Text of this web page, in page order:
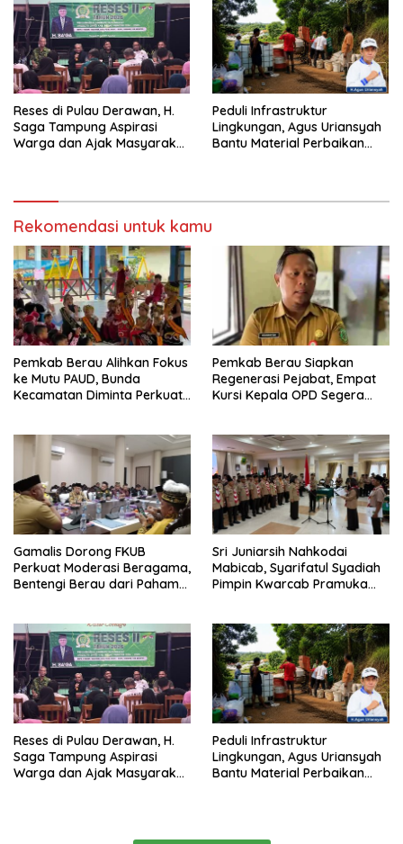
Reses di Pulau Derawan, H.
Saga Tampung Aspirasi
Warga dan Ajak Masyarakat
Peduli Infrastruktur
Lingkungan, Agus Uriansyah
Bantu Material Perbaikan
Rekomendasi untuk kamu
Pemkab Berau Alihkan Fokus
ke Mutu PAUD, Bunda
Kecamatan Diminta Perkuat
Pemkab Berau Siapkan
Regenerasi Pejabat, Empat
Kursi Kepala OPD Segera
Gamalis Dorong FKUB
Perkuat Moderasi Beragama,
Bentengi Berau dari Paham
Sri Juniarsih Nahkodai
Mabicab, Syarifatul Syadiah
Pimpin Kwarcab Pramuka
Reses di Pulau Derawan, H.
Saga Tampung Aspirasi
Warga dan Ajak Masyarakat
Peduli Infrastruktur
Lingkungan, Agus Uriansyah
Bantu Material Perbaikan